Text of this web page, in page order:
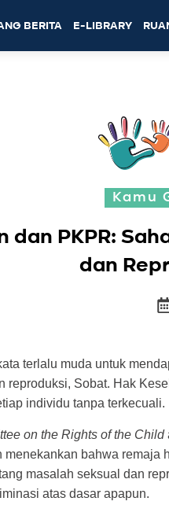
BERITA E-LIBRARY
Kamu
dan PKPR:
dan
terlalu muda untuk
reproduksi, Sobat. Hak
individu tanpa terkecuali.
on the Rights of the Child
menekankan bahwa remaja
masalah seksual dan
atas dasar apapun.